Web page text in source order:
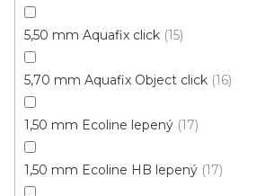
5,50 mm Aquafix click 15
5,70 mm Aquafix Object click 16
1,50 mm Ecoline lepený 17
1,50 mm Ecoline HB lepený 17